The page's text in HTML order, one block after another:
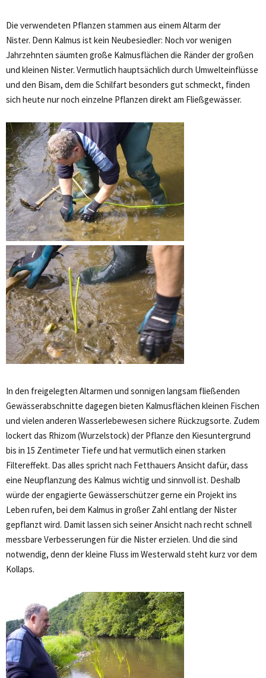
Die verwendeten Pflanzen stammen aus einem Altarm der
Nister. Denn Kalmus ist kein Neubesiedler: Noch vor wenigen
Jahrzehnten säumten große Kalmusflächen die Ränder der großen
und kleinen Nister. Vermutlich hauptsächlich durch Umwelteinflüsse
und den Bisam, dem die Schilfart besonders gut schmeckt, finden
sich heute nur noch einzelne Pflanzen direkt am Fließgewässer.
In den freigelegten Altarmen und sonnigen langsam fließenden
Gewässerabschnitte dagegen bieten Kalmusflächen kleinen Fischen
und vielen anderen Wasserlebewesen sichere Rückzugsorte. Zudem
lockert das Rhizom (Wurzelstock) der Pflanze den Kiesuntergrund
bis in 15 Zentimeter Tiefe und hat vermutlich einen starken
Filtereffekt. Das alles spricht nach Fetthauers Ansicht dafür, dass
eine Neupflanzung des Kalmus wichtig und sinnvoll ist. Deshalb
würde der engagierte Gewässerschützer gerne ein Projekt ins
Leben rufen, bei dem Kalmus in großer Zahl entlang der Nister
gepflanzt wird. Damit lassen sich seiner Ansicht nach recht schnell
messbare Verbesserungen für die Nister erzielen. Und die sind
notwendig, denn der kleine Fluss im Westerwald steht kurz vor dem
Kollaps.